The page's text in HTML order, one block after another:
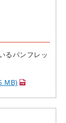
るパンフレッ
MB)